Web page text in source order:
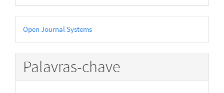
Desenvolvido
por
Open Journal Systems
Palavras-chave